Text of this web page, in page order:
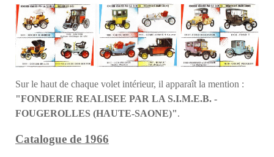
Sur le haut de chaque volet intérieur, il apparaît la mention :
"FONDERIE REALISEE PAR LA S.I.M.E.B. -
FOUGEROLLES (HAUTE-SAONE)".
Catalogue de 1966